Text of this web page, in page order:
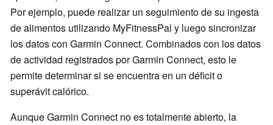
Por ejemplo, puede realizar un seguimiento de su ingesta
de alimentos utilizando MyFitnessPal y luego sincronizar
los datos con Garmin Connect. Combinados con los datos
de actividad registrados por Garmin Connect, esto le
permite determinar si se encuentra en un déficit o
superávit calórico.
Aunque Garmin Connect no es totalmente abierto, la